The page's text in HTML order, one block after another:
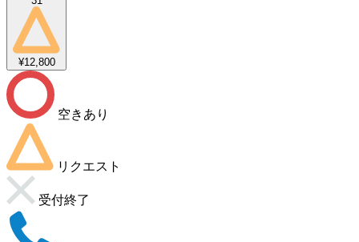
¥12,800
空きあり
リクエスト
受付終了